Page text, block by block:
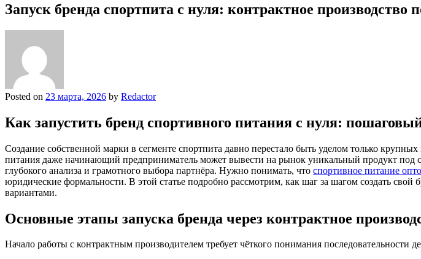
Запуск бренда спортпита с нуля: контрактное производство
Posted on 23 марта, 2026 by Redactor
Как запустить бренд спортивного питания с нуля:
Создание собственной марки в сегменте спортпита давно перестало быть уделом только
питания даже начинающий предприниматель может вывести на рынок уникальный продукт под
глубокого анализа и грамотного выбора партнёра. Нужно понимать, что спортивное питание
юридические формальности. В этой статье подробно рассмотрим, как шаг за шагом создать
вариантами.
Основные этапы запуска бренда через контрактное
Начало работы с контрактным производителем требует чёткого понимания